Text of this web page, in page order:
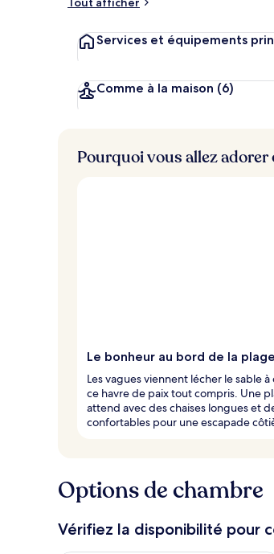
Services et équipements
Comme à la maison (6)
Pourquoi vous allez
Le bonheur au bord de la plage
Les vagues viennent lécher le sable
ce havre de paix tout compris. Une
attend avec des chaises longues et
confortables pour une escapade
Options de chambre
Vérifiez la disponibilité pour